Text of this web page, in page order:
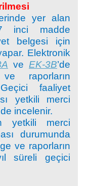
yer alan
inci madde
belgesi için
Elektronik
ve EK-3B’de
raporların
faaliyet
yetkili merci
incelenir.
yetkili merci
durumunda
ve raporların
süreli geçici